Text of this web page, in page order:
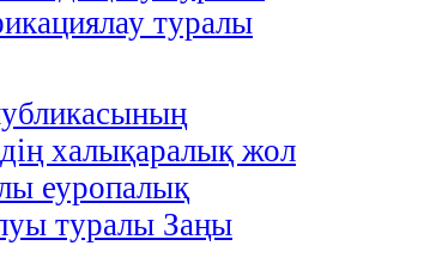
туралы
халықаралық жол
еуропалық
туралы Заңы